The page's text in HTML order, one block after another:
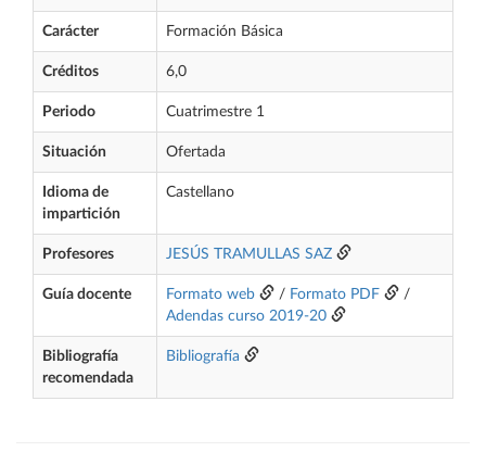
Carácter Formación Básica
Créditos 6,0
Periodo Cuatrimestre 1
Situación Ofertada
Idioma de
impartición
Castellano
Profesores JESÚS TRAMULLAS SAZ
Guía docente Formato web / Formato PDF
/
Adendas curso 2019-20
Bibliografía
recomendada
Bibliografía